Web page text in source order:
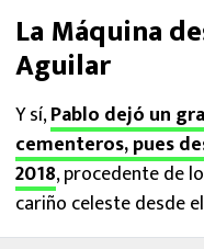
La Máquina
Aguilar
Y sí,Pablo dejó un
cementeros, pues
2018, procedente de
cariño celeste desde